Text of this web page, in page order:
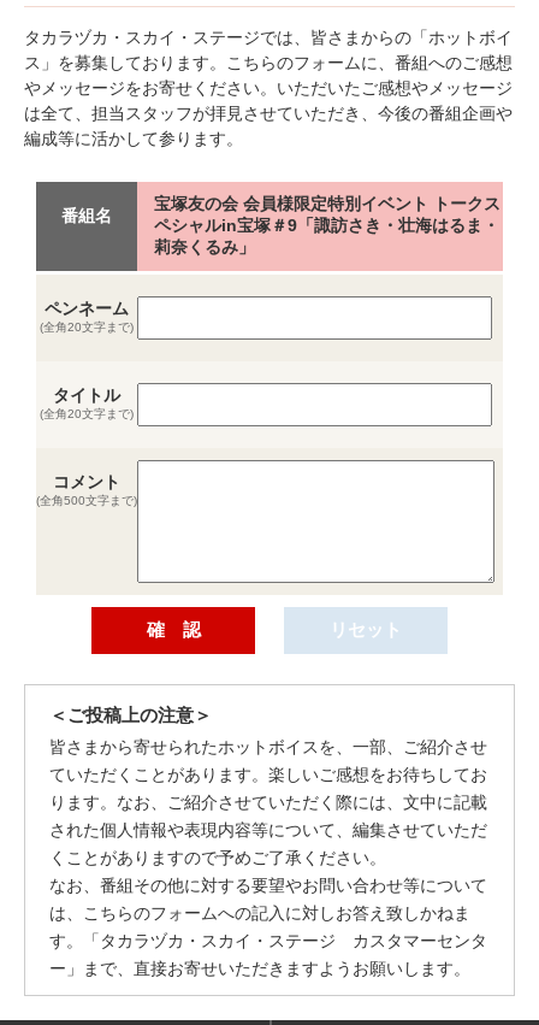
タカラヅカ・スカイ・ステージでは、皆さまからの「ホットボイ
ス」を募集しております。こちらのフォームに、番組へのご感想
やメッセージをお寄せください。いただいたご感想やメッセージ
は全て、担当スタッフが拝見させていただき、今後の番組企画や
編成等に活かして参ります。
番組名
宝塚友の会 会員様限定特別イベント トークス
ペシャルin宝塚＃9「諏訪さき・壮海はるま・
莉奈くるみ」
ペンネーム
(全角20文字まで)
タイトル
(全角20文字まで)
コメント
(全角500文字まで)
＜ご投稿上の注意＞
皆さまから寄せられたホットボイスを、一部、ご紹介させ
ていただくことがあります。楽しいご感想をお待ちしてお
ります。なお、ご紹介させていただく際には、文中に記載
された個人情報や表現内容等について、編集させていただ
くことがありますので予めご了承ください。
なお、番組その他に対する要望やお問い合わせ等について
は、こちらのフォームへの記入に対しお答え致しかねま
す。「タカラヅカ・スカイ・ステージ カスタマーセンタ
ー」まで、直接お寄せいただきますようお願いします。